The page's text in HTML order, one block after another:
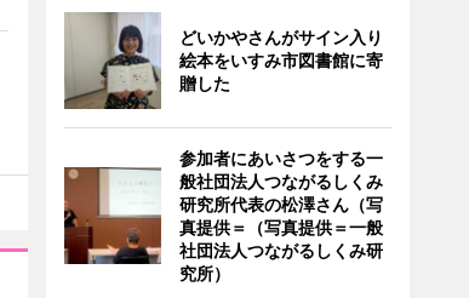
どいかやさんがサイン入り
絵本をいすみ市図書館に寄
贈した
参加者にあいさつをする一
般社団法人つながるしくみ
研究所代表の松澤さん（写
真提供＝（写真提供＝一般
社団法人つながるしくみ研
究所）